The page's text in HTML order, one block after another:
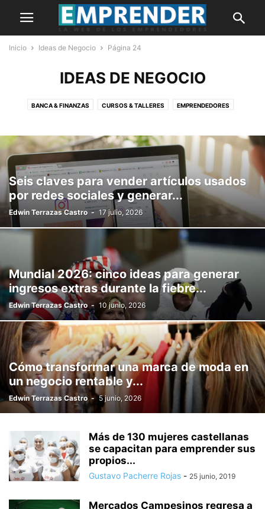
Inicio Ideas de Negocio Página 24
IDEAS DE NEGOCIO
BANCA & FINANZAS CURSOS & TALLERES EMPRENDEDORES
NOTICIAS OPINIÓN PORTADA
Seis claves para vender artículos usados
por redes sociales y generar...
Edwin Terrazas Castro - 17 julio, 2026
Mundial 2026: cinco ideas para generar
ingresos extras durante la fiebre...
Edwin Terrazas Castro - 10 junio, 2026
Cómo transformar una marca de moda en
un negocio rentable y...
Edwin Terrazas Castro - 5 junio, 2026
Más de 130 mujeres castellanas
se capacitan para emprender sus
propios...
Gustavo Pacherre Rojas - 25 junio, 2019
Mercados Campesinos regresa a